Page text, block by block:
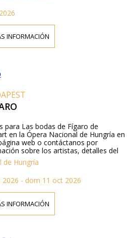
INFORMACIÓN
para Las bodas de Fígaro de
en la Ópera Nacional de Hungría en
web o contáctanos por
sobre los artistas, detalles del
entradas.
de Hungría
- dom 11 oct 2026
INFORMACIÓN